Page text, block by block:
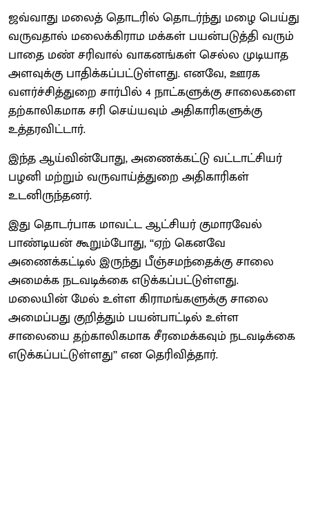
ஜவ்வாது மலைத் தொடரில் தொடர்ந்து மழை பெய்து
வருவதால் மலைக்கிராம மக்கள் பயன்படுத்தி வரும்
பாதை மண் சரிவால் வாகனங்கள் செல்ல முடியாத
அளவுக்கு பாதிக்கப்பட்டுள்ளது. எனவே, ஊரக
வளர்ச்சித்துறை சார்பில் 4 நாட்களுக்கு சாலைகளை
தற்காலிகமாக சரி செய்யவும் அதிகாரிகளுக்கு
உத்தரவிட்டார்.
இந்த ஆய்வின்போது, அணைக்கட்டு வட்டாட்சியர்
பழனி மற்றும் வருவாய்த்துறை அதிகாரிகள்
உடனிருந்தனர்.
இது தொடர்பாக மாவட்ட ஆட்சியர் குமாரவேல்
பாண்டியன் கூறும்போது, ‘‘ஏற் கெனவே
அணைக்கட்டில் இருந்து பீஞ்சமந்தைக்கு சாலை
அமைக்க நடவடிக்கை எடுக்கப்பட்டுள்ளது.
மலையின் மேல் உள்ள கிராமங்களுக்கு சாலை
அமைப்பது குறித்தும் பயன்பாட்டில் உள்ள
சாலையை தற்காலிகமாக சீரமைக்கவும் நடவடிக்கை
எடுக்கப்பட்டுள்ளது’’ என தெரிவித்தார்.